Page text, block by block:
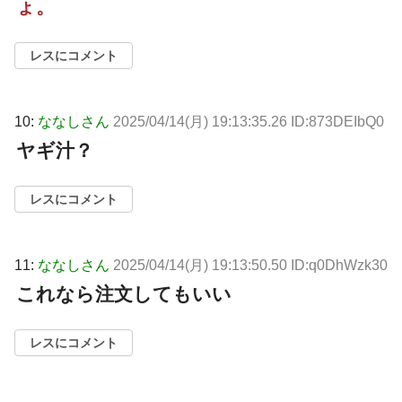
ょ。
レスにコメント
10: ななしさん 2025/04/14(月) 19:13:35.26 ID:873DEIbQ0
ヤギ汁？
レスにコメント
11: ななしさん 2025/04/14(月) 19:13:50.50 ID:q0DhWzk30
これなら注文してもいい
レスにコメント